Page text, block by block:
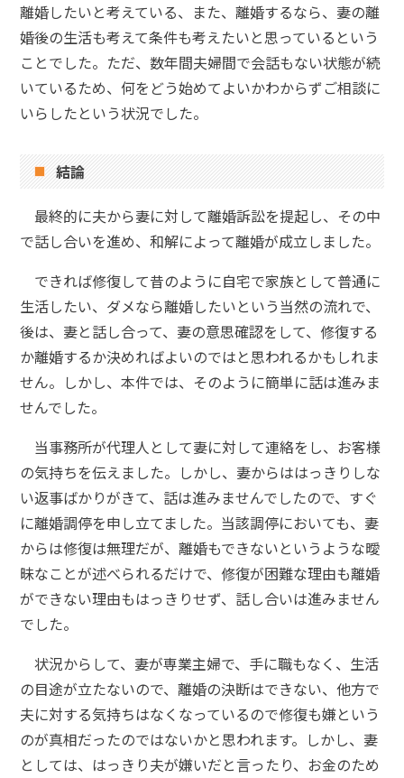
離婚したいと考えている、また、離婚するなら、妻の離
婚後の生活も考えて条件も考えたいと思っているという
ことでした。ただ、数年間夫婦間で会話もない状態が続
いているため、何をどう始めてよいかわからずご相談に
いらしたという状況でした。
結論
最終的に夫から妻に対して離婚訴訟を提起し、その中
で話し合いを進め、和解によって離婚が成立しました。
できれば修復して昔のように自宅で家族として普通に
生活したい、ダメなら離婚したいという当然の流れで、
後は、妻と話し合って、妻の意思確認をして、修復する
か離婚するか決めればよいのではと思われるかもしれま
せん。しかし、本件では、そのように簡単に話は進みま
せんでした。
当事務所が代理人として妻に対して連絡をし、お客様
の気持ちを伝えました。しかし、妻からははっきりしな
い返事ばかりがきて、話は進みませんでしたので、すぐ
に離婚調停を申し立てました。当該調停においても、妻
からは修復は無理だが、離婚もできないというような曖
昧なことが述べられるだけで、修復が困難な理由も離婚
ができない理由もはっきりせず、話し合いは進みません
でした。
状況からして、妻が専業主婦で、手に職もなく、生活
の目途が立たないので、離婚の決断はできない、他方で
夫に対する気持ちはなくなっているので修復も嫌という
のが真相だったのではないかと思われます。しかし、妻
としては、はっきり夫が嫌いだと言ったり、お金のため